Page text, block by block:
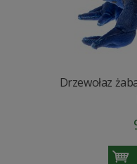
Drzewołaz